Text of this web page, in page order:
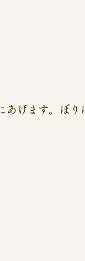
げます。ぼり